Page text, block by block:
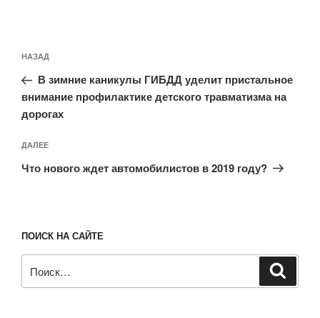
по
записям
Предыдущая
запись:
НАЗАД
В зимние каникулы ГИБДД уделит пристальное
внимание профилактике детского травматизма на
дорогах
Следующая
запись
ДАЛЕЕ
Что нового ждет автомобилистов в 2019 году?
ПОИСК НА САЙТЕ